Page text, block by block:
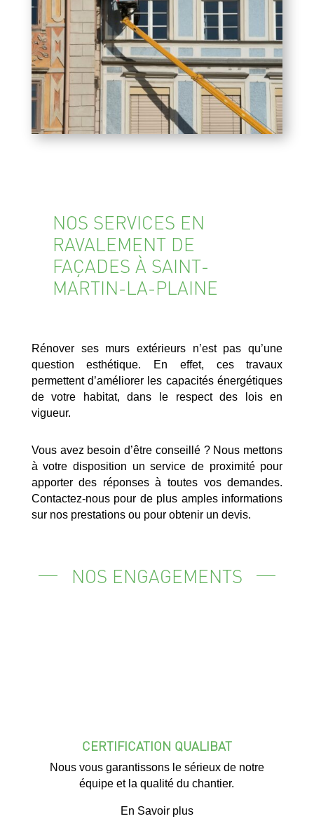
NOS SERVICES EN
RAVALEMENT DE
FAÇADES À SAINT-
MARTIN-LA-PLAINE
Rénover ses murs extérieurs n’est pas qu’une
question esthétique. En effet, ces travaux
permettent d’améliorer les capacités énergétiques
de votre habitat, dans le respect des lois en
vigueur.
Vous avez besoin d’être conseillé ? Nous mettons
à votre disposition un service de proximité pour
apporter des réponses à toutes vos demandes.
Contactez-nous pour de plus amples informations
sur nos prestations ou pour obtenir un devis.
NOS ENGAGEMENTS
CERTIFICATION QUALIBAT
Nous vous garantissons le sérieux de notre
équipe et la qualité du chantier.
En Savoir plus